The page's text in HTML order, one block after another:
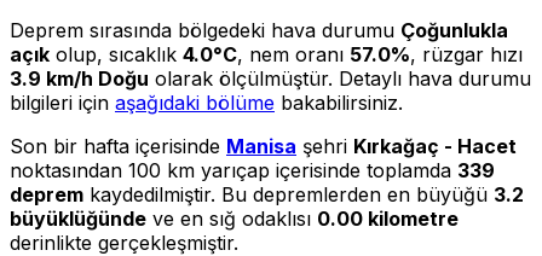
Deprem sırasında bölgedeki hava durumu Çoğunlukla
açık olup, sıcaklık 4.0°C, nem oranı 57.0%, rüzgar hızı
3.9 km/h Doğu olarak ölçülmüştür. Detaylı hava durumu
bilgileri için aşağıdaki bölüme bakabilirsiniz.
Son bir hafta içerisinde Manisa şehri Kırkağaç - Hacet
noktasından 100 km yarıçap içerisinde toplamda 339
deprem kaydedilmiştir. Bu depremlerden en büyüğü 3.2
büyüklüğünde ve en sığ odaklısı 0.00 kilometre
derinlikte gerçekleşmiştir.